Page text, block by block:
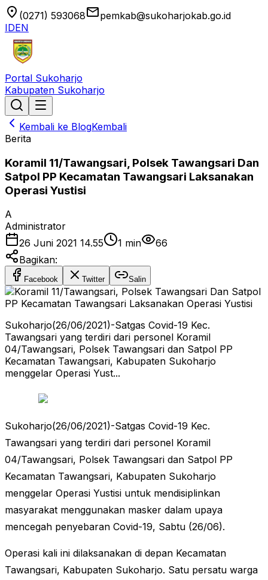
location_on (0271) 593068emailpemkab@sukoharjokab.go.id
IDEN
Portal Sukoharjo
Kabupaten Sukoharjo
Kembali ke BlogKembali
Berita
Koramil 11/Tawangsari, Polsek Tawangsari Dan
Satpol PP Kecamatan Tawangsari Laksanakan
Operasi Yustisi
A
Administrator
26 Juni 2021 14.55
1 min
66
Bagikan:
Facebook Twitter Salin
Sukoharjo(26/06/2021)-Satgas Covid-19 Kec.
Tawangsari yang terdiri dari personel Koramil
04/Tawangsari, Polsek Tawangsari dan Satpol PP
Kecamatan Tawangsari, Kabupaten Sukoharjo
menggelar Operasi Yust...
Sukoharjo(26/06/2021)-Satgas Covid-19 Kec.
Tawangsari yang terdiri dari personel Koramil
04/Tawangsari, Polsek Tawangsari dan Satpol PP
Kecamatan Tawangsari, Kabupaten Sukoharjo
menggelar Operasi Yustisi untuk mendisiplinkan
masyarakat menggunakan masker dalam upaya
mencegah penyebaran Covid-19, Sabtu (26/06).
Operasi kali ini dilaksanakan di depan Kecamatan
Tawangsari, Kabupaten Sukoharjo. Satu persatu warga